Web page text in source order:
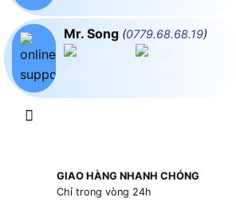
Mr. Song (0779.68.68.19)
GIAO HÀNG NHANH CHÓNG
Chỉ trong vòng 24h